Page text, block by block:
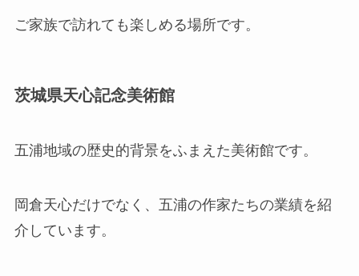
ご家族で訪れても楽しめる場所です。
茨城県天心記念美術館
五浦地域の歴史的背景をふまえた美術館です。
岡倉天心だけでなく、五浦の作家たちの業績を紹
介しています。